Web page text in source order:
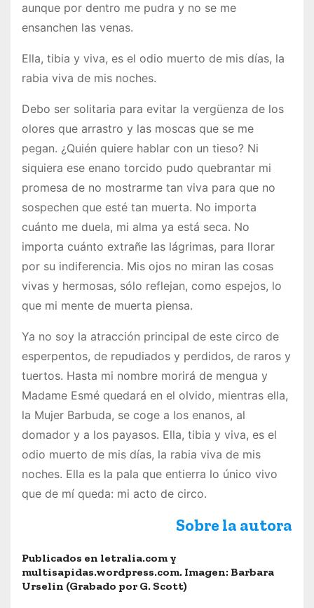
aunque por dentro me pudra y no se me
ensanchen las venas.
Ella, tibia y viva, es el odio muerto de mis días, la
rabia viva de mis noches.
Debo ser solitaria para evitar la vergüenza de los
olores que arrastro y las moscas que se me
pegan. ¿Quién quiere hablar con un tieso? Ni
siquiera ese enano torcido pudo quebrantar mi
promesa de no mostrarme tan viva para que no
sospechen que esté tan muerta. No importa
cuánto me duela, mi alma ya está seca. No
importa cuánto extrañe las lágrimas, para llorar
por su indiferencia. Mis ojos no miran las cosas
vivas y hermosas, sólo reflejan, como espejos, lo
que mi mente de muerta piensa.
Ya no soy la atracción principal de este circo de
esperpentos, de repudiados y perdidos, de raros y
tuertos. Hasta mi nombre morirá de mengua y
Madame Esmé quedará en el olvido, mientras ella,
la Mujer Barbuda, se coge a los enanos, al
domador y a los payasos. Ella, tibia y viva, es el
odio muerto de mis días, la rabia viva de mis
noches. Ella es la pala que entierra lo único vivo
que de mí queda: mi acto de circo.
Sobre la autora
Publicados en letralia.com y
multisapidas.wordpress.com. Imagen: Barbara
Urselin (Grabado por G. Scott)